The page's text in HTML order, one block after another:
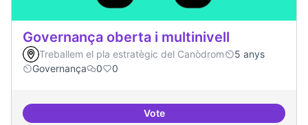
Governança oberta i multinivell
Treballem el pla estratègic del Canòdrom
5 anys
Governança
0 0
VoteGovernança oberta i multinivell